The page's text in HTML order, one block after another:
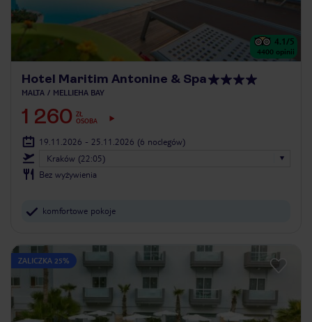
4.1/5
4400 opinii
Hotel Maritim Antonine & Spa
MALTA MELLIEHA BAY
1 260 ZŁ
OSOBA
19.11.2026 - 25.11.2026 (6 noclegów)
Kraków (22:05)
Bez wyżywienia
komfortowe pokoje
ZALICZKA 25%